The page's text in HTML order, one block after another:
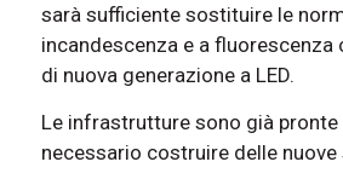
sarà sufficiente sostituire le
incandescenza e a fluorescenza
di nuova generazione a LED.
Le infrastrutture sono già pronte
necessario costruire delle nuove